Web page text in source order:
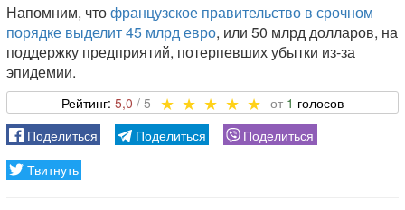
Напомним, чтофранцузское правительство в срочном
порядке выделит 45 млрд евро, или 50 млрд долларов, на
поддержку предприятий, потерпевших убытки из-за
эпидемии.
5,0 1